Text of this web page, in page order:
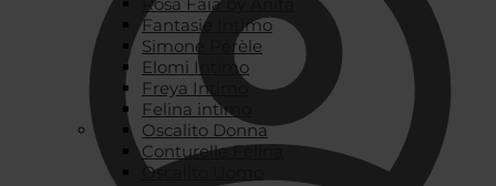
Fantasie Intimo
Simone Pérèle
Elomi Intimo
Freya Intimo
Felina intimo
Oscalito Donna
Conturelle Felina
Oscalito Uomo